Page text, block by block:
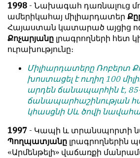
1998 - Նախագահ դառնալուց
ամերիկահայ միլիարդատեր
Հայաստան կատարած այցից
Քոչարյանը լրագրողների հետ
ուրախությունը։
Միլիարդատերը Ռոբերտ
խոստացել է ուղիղ 100
արդեն ճանապարհին է,
ճանապարհաշինության
կհասցնի Սև ծովի
1997 - Կապի և տրանսպորտի
Պողպատյանը լրագրողներին
«Արմենթելի» վաճառքի